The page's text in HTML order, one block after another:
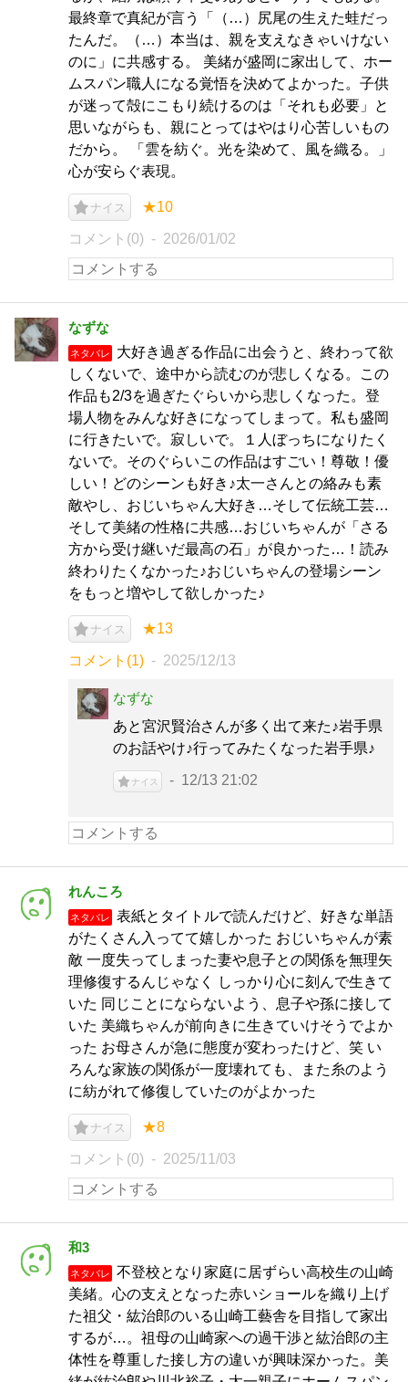
最終章で真紀が言う「（…）尻尾の生えた蛙だっ
たんだ。（…）本当は、親を支えなきゃいけない
のに」に共感する。 美緒が盛岡に家出して、ホー
ムスパン職人になる覚悟を決めてよかった。子供
が迷って殻にこもり続けるのは「それも必要」と
思いながらも、親にとってはやはり心苦しいもの
だから。 「雲を紡ぐ。光を染めて、風を織る。」
心が安らぐ表現。
ナイス ★10
コメント(0) 2026/01/02
なずな
ネタバレ
大好き過ぎる作品に出会うと、終わって欲
しくないで、途中から読むのが悲しくなる。この
作品も2/3を過ぎたぐらいから悲しくなった。登
場人物をみんな好きになってしまって。私も盛岡
に行きたいで。寂しいで。１人ぼっちになりたく
ないで。そのぐらいこの作品はすごい！尊敬！優
しい！どのシーンも好き♪太一さんとの絡みも素
敵やし、おじいちゃん大好き…そして伝統工芸…
そして美緒の性格に共感…おじいちゃんが「さる
方から受け継いだ最高の石」が良かった…！読み
終わりたくなかった♪おじいちゃんの登場シーン
をもっと増やして欲しかった♪
ナイス ★13
コメント(1) 2025/12/13
なずな
あと宮沢賢治さんが多く出て来た♪岩手県
のお話やけ♪行ってみたくなった岩手県♪
ナイス 12/13 21:02
れんころ
ネタバレ
表紙とタイトルで読んだけど、好きな単語
がたくさん入ってて嬉しかった おじいちゃんが素
敵 一度失ってしまった妻や息子との関係を無理矢
理修復するんじゃなく しっかり心に刻んで生きて
いた 同じことにならないよう、息子や孫に接して
いた 美織ちゃんが前向きに生きていけそうでよか
った お母さんが急に態度が変わったけど、笑 い
ろんな家族の関係が一度壊れても、また糸のよう
に紡がれて修復していたのがよかった
ナイス ★8
コメント(0) 2025/11/03
和3
ネタバレ
不登校となり家庭に居ずらい高校生の山崎
美緒。心の支えとなった赤いショールを織り上げ
た祖父・紘治郎のいる山崎工藝舎を目指して家出
するが…。祖母の山崎家への過干渉と紘治郎の主
体性を尊重した接し方の違いが興味深かった。美